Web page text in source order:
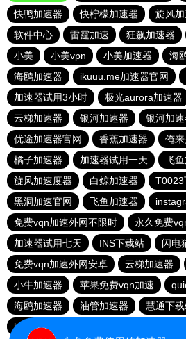
快鸭加速器
快柠檬加速器 旋风
软件中心
雷霆加速 狂飙加速器
小美
小美vpn 小美加速器 海
海鸥加速器
ikuuu.me加速器官网
加速器试用3小时
极光aurora加速器
云梯加速器
银河加速器 银河加速
优途加速器官网
香蕉加速器 俺
橘子加速器
加速器试用一天 飞
旋风加速度器
白鲸加速器 T0023
黑洞加速官网
飞鱼加速器
免费vqn加速外网不限时
永久免费
加速器试用七天
INS下载站
闪电
免费vqn加速外网安卓
云梯加速器
小牛加速器
苹果免费vqn加速
海鸥加速器
油管加速器 慧通下
hammer加速器